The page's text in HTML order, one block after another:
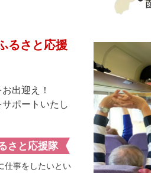
るさと応援
出迎え！
ポートいたし
さと応援隊
仕事をしたいとい